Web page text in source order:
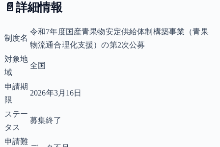
📄 詳細情報
制度名
令和7年度国産青果物安定供給体制構築事業（青果
物流通合理化支援）の第2次公募
対象地
域
全国
申請期
限
2026年3月16日
ステー
タス
募集終了
申請難